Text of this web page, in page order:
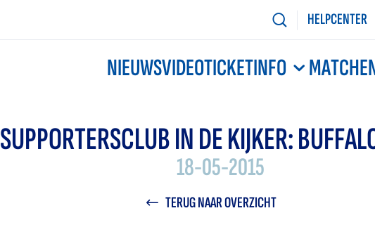
HELPCENTER
NIEUWSVIDEOTICKETINFO
SUPPORTERSCLUB IN DE KIJKER:
18-05-2015
TERUG NAAR OVERZICHT